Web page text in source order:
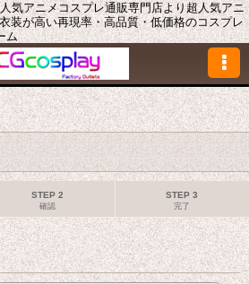
気アニメコスプレ通販専門店より超人気アニ
が高い再現率・高品質・低価格のコスプレ
ム
STEP 2
確認
STEP 3
完了